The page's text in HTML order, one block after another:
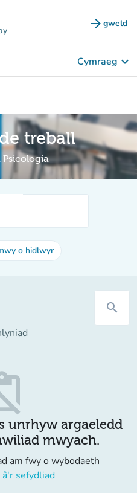
arrow_forward gweld
(tab
Cymraeg keyboard_arrow_down
treball
o hidlwyr
search
unrhyw argaeledd
mwyach.
am fwy o wybodaeth
sefydliad